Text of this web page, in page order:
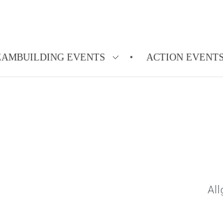
EVENTS ACTION EVENTS